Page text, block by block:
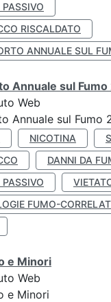
RISCALDATO
ANNUALE SUL
Annuale sul Fumo
Web
Annuale sul Fumo
NICOTINA
DANNI DA
FUMO-
e Minori
Web
e Minori